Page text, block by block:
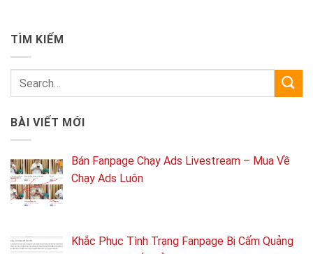
TÌM KIẾM
BÀI VIẾT MỚI
Bán Fanpage Chạy Ads Livestream – Mua Về
Chạy Ads Luôn
Khắc Phục Tình Trạng Fanpage Bị Cấm Quảng